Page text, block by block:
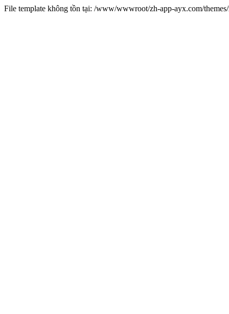
File template không tồn tại: /www/wwwroot/zh-app-ayx.com/